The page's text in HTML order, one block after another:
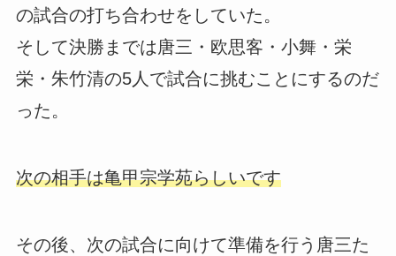
の試合の打ち合わせをしていた。
そして決勝までは唐三・欧思客・小舞・栄
栄・朱竹清の5人で試合に挑むことにするのだ
った。
次の相手は亀甲宗学苑らしいです
その後、次の試合に向けて準備を行う唐三た